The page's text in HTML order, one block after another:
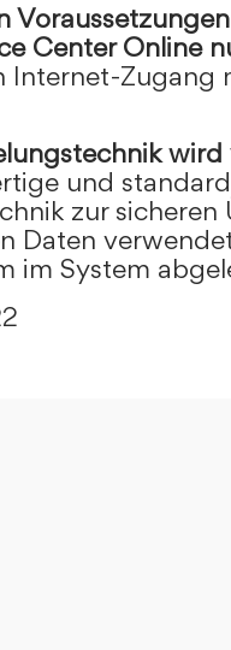
Center Online
Internet-Zugang
und
zur
Daten
im System